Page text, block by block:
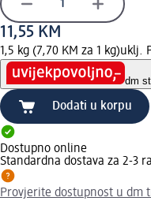
11,55 KM
1,5 kg (7,70 KM za 1 kg)uklj.
dm
Dodati u korpu
Dostupno online
Standardna dostava za 2-3
Provjerite dostupnost u dm